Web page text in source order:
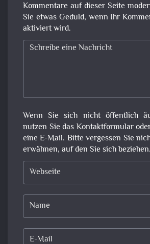
Kommentare auf dieser Seite
Sie etwas Geduld, wenn Ihr
aktiviert wird.
Wenn Sie sich nicht öffentlich
nutzen Sie das Kontaktformular
eine E-Mail. Bitte vergessen Sie
erwähnen, auf den Sie sich beziehen.